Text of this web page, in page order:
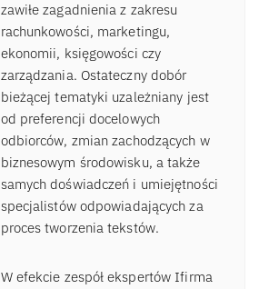
zawiłe zagadnienia z zakresu
rachunkowości, marketingu,
ekonomii, księgowości czy
zarządzania. Ostateczny dobór
bieżącej tematyki uzależniany jest
od preferencji docelowych
odbiorców, zmian zachodzących w
biznesowym środowisku, a także
samych doświadczeń i umiejętności
specjalistów odpowiadających za
proces tworzenia tekstów.
W efekcie zespół ekspertów Ifirma